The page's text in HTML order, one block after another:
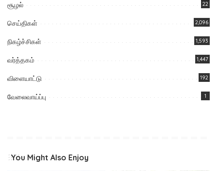
சூழல் 22
செய்திகள் 2,096
நிகழ்ச்சிகள் 1,593
வர்த்தகம் 1,447
விளையாட்டு 192
வேலைவாய்ப்பு 1
You Might Also Enjoy